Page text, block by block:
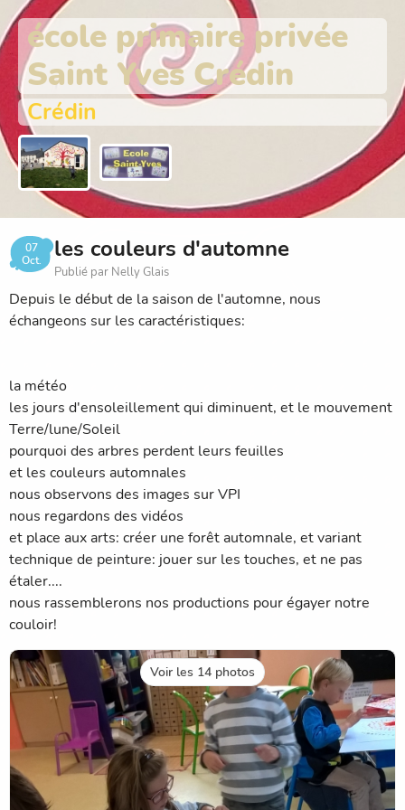
école primaire privée
Saint Yves Crédin
Crédin
07
Oct.
les couleurs d'automne
Publié par Nelly Glais
Depuis le début de la saison de l'automne, nous
échangeons sur les caractéristiques:
la météo
les jours d'ensoleillement qui diminuent, et le mouvement
Terre/lune/Soleil
pourquoi des arbres perdent leurs feuilles
et les couleurs automnales
nous observons des images sur VPI
nous regardons des vidéos
et place aux arts: créer une forêt automnale, et variant
technique de peinture: jouer sur les touches, et ne pas
étaler....
nous rassemblerons nos productions pour égayer notre
couloir!
Voir les 14 photos